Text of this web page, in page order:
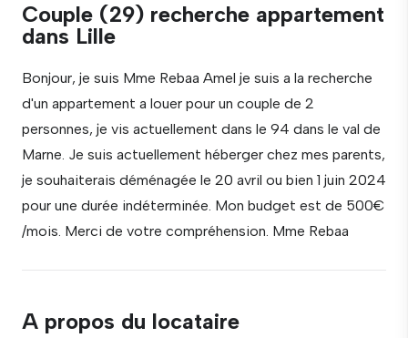
Couple (29) recherche appartement
dans Lille
Bonjour, je suis Mme Rebaa Amel je suis a la recherche
d'un appartement a louer pour un couple de 2
personnes, je vis actuellement dans le 94 dans le val de
Marne. Je suis actuellement héberger chez mes parents,
je souhaiterais déménagée le 20 avril ou bien 1 juin 2024
pour une durée indéterminée. Mon budget est de 500€
/mois. Merci de votre compréhension. Mme Rebaa
A propos du locataire